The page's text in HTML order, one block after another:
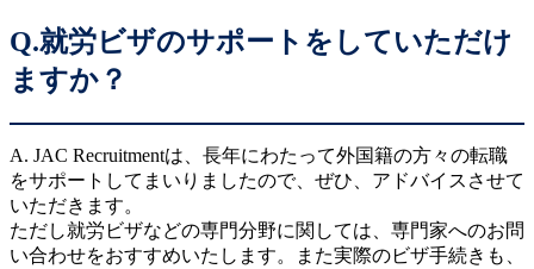
Q.就労ビザのサポートをしていただけ
ますか？
A. JAC Recruitmentは、長年にわたって外国籍の方々の転職
をサポートしてまいりましたので、ぜひ、アドバイスさせて
いただきます。
ただし就労ビザなどの専門分野に関しては、専門家へのお問
い合わせをおすすめいたします。また実際のビザ手続きも、